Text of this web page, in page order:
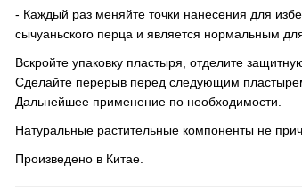
- Каждый раз меняйте точки нанесения для
сычуаньского перца и является нормальным
Вскройте упаковку пластыря, отделите
Сделайте перерыв перед следующим
Дальнейшее применение по необходимости.
Натуральные растительные компоненты не
Произведено в Китае.